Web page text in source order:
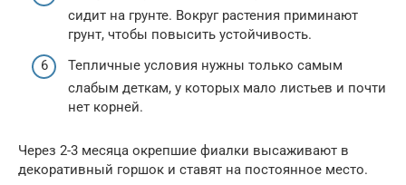
сидит на грунте. Вокруг растения приминают
грунт, чтобы повысить устойчивость.
Тепличные условия нужны только самым
слабым деткам, у которых мало листьев и почти
нет корней.
Через 2-3 месяца окрепшие фиалки высаживают в
декоративный горшок и ставят на постоянное место.